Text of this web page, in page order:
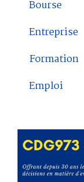
Bourse
Entreprise
Formation
Emploi